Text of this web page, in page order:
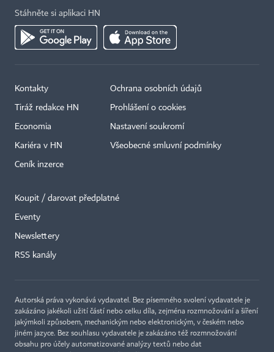
Stáhněte si aplikaci HN
Kontakty
Tiráž redakce HN
Economia
Kariéra v HN
Ceník inzerce
Ochrana osobních údajů
Prohlášení o cookies
Nastavení soukromí
Všeobecné smluvní podmínky
Koupit / darovat předplatné
Eventy
Newslettery
RSS kanály
Autorská práva vykonává vydavatel. Bez písemného svolení vydavatele je
zakázáno jakékoli užití částí nebo celku díla, zejména rozmnožování a šíření
jakýmkoli způsobem, mechanickým nebo elektronickým, v českém nebo
jiném jazyce. Bez souhlasu vydavatele je zakázáno též rozmnožování
obsahu pro účely automatizované analýzy textů nebo dat